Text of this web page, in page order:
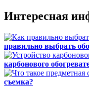
Интересная
правильно выбрать
карбонового
съемка?